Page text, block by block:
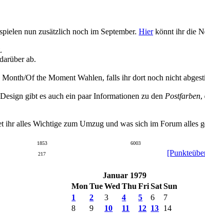
nun zusätzlich noch im September. Hierkönnt ihr die
ab.
Of the Moment Wahlen, falls ihr dort noch nicht
gibt es auch ein paar Informationen zu den Postfarben,
ihr alles Wichtige zum Umzug und was sich im Forum alles
1853 6003
217
Januar 1979
Mon TueWed Thu FriSatSun
1
2 3 4 5 6
7
8
9 10 11 12 13 14